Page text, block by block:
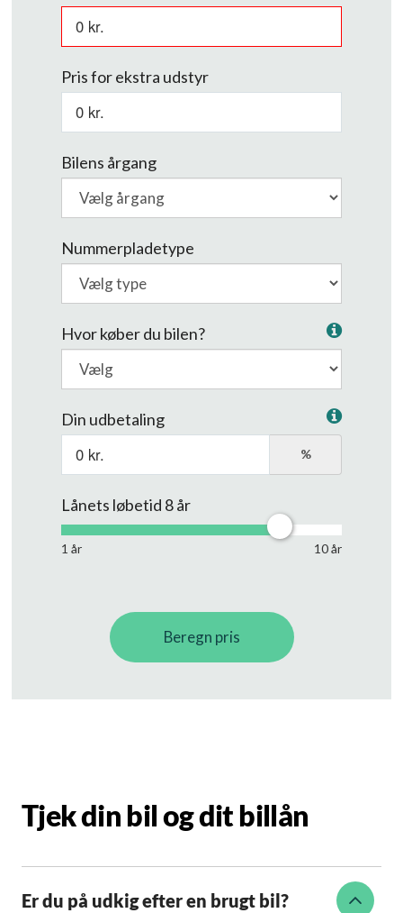
Tjek din bil og dit billån
Er du på udkig efter en brugt bil?